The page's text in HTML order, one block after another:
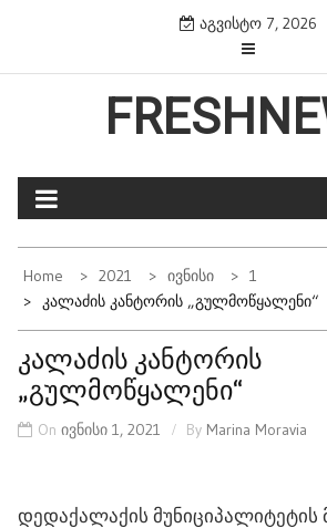
content
აგვისტო 7, 2026
Home 2021 Ივნისი
1
Კალაძის Კანტორის „გულმოწყალენი“
კალაძის კანტორის
„გულმოწყალენი“
On ივნისი 1, 2021 By Marina Moravia
დედაქალაქის მუნიციპალიტეტის